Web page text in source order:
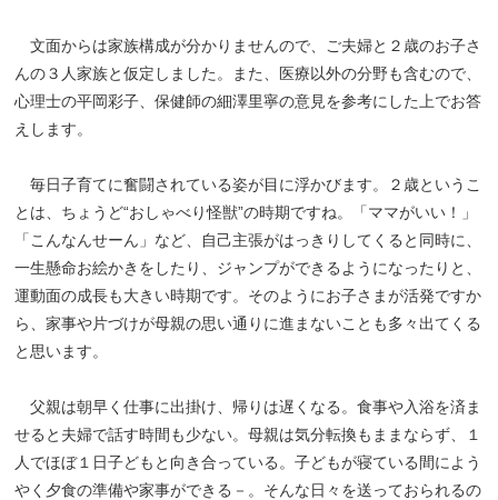
文面からは家族構成が分かりませんので、ご夫婦と２歳のお子さ
んの３人家族と仮定しました。また、医療以外の分野も含むので、
心理士の平岡彩子、保健師の細澤里寧の意見を参考にした上でお答
えします。
毎日子育てに奮闘されている姿が目に浮かびます。２歳というこ
とは、ちょうど“おしゃべり怪獣”の時期ですね。「ママがいい！」
「こんなんせーん」など、自己主張がはっきりしてくると同時に、
一生懸命お絵かきをしたり、ジャンプができるようになったりと、
運動面の成長も大きい時期です。そのようにお子さまが活発ですか
ら、家事や片づけが母親の思い通りに進まないことも多々出てくる
と思います。
父親は朝早く仕事に出掛け、帰りは遅くなる。食事や入浴を済ま
せると夫婦で話す時間も少ない。母親は気分転換もままならず、１
人でほぼ１日子どもと向き合っている。子どもが寝ている間によう
やく夕食の準備や家事ができる－。そんな日々を送っておられるの